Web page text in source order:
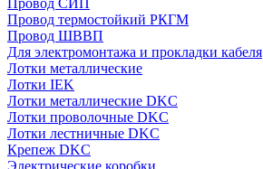
Провод термостойкий РКГМ
Провод ШВВП
Для электромонтажа и прокладки кабеля
Лотки металлические
Лотки IEK
Лотки металлические DKC
Лотки проволочные DKC
Лотки лестничные DKC
Крепеж DKC
Электрические коробки